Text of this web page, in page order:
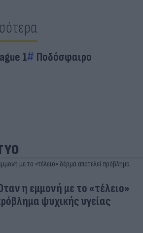
1 Ποδόσφαιρο
η εμμονή με το «τέλειο»
ψυχικής υγείας